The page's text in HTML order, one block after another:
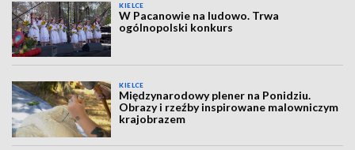
KIELCE
W Pacanowie na ludowo. Trwa
ogólnopolski konkurs
KIELCE
Międzynarodowy plener na Ponidziu.
Obrazy i rzeźby inspirowane malowniczym
krajobrazem